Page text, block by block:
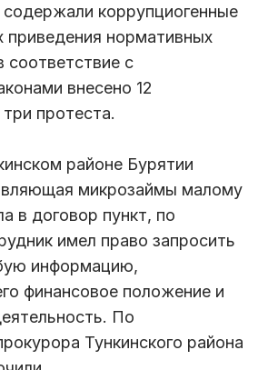
коррупциогенные
приведения нормативных
соответствие с
внесено 12
протеста.
районе Бурятии
микрозаймы малому
в договор пункт, по
имел право запросить
информацию,
финансовое положение и
По
Тункинского района